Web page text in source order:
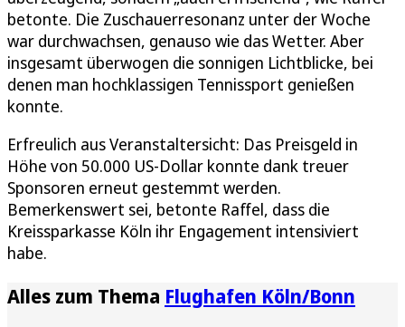
betonte. Die Zuschauerresonanz unter der Woche
war durchwachsen, genauso wie das Wetter. Aber
insgesamt überwogen die sonnigen Lichtblicke, bei
denen man hochklassigen Tennissport genießen
konnte.
Erfreulich aus Veranstaltersicht: Das Preisgeld in
Höhe von 50.000 US-Dollar konnte dank treuer
Sponsoren erneut gestemmt werden.
Bemerkenswert sei, betonte Raffel, dass die
Kreissparkasse Köln ihr Engagement intensiviert
habe.
Alles zum Thema Flughafen Köln/Bonn